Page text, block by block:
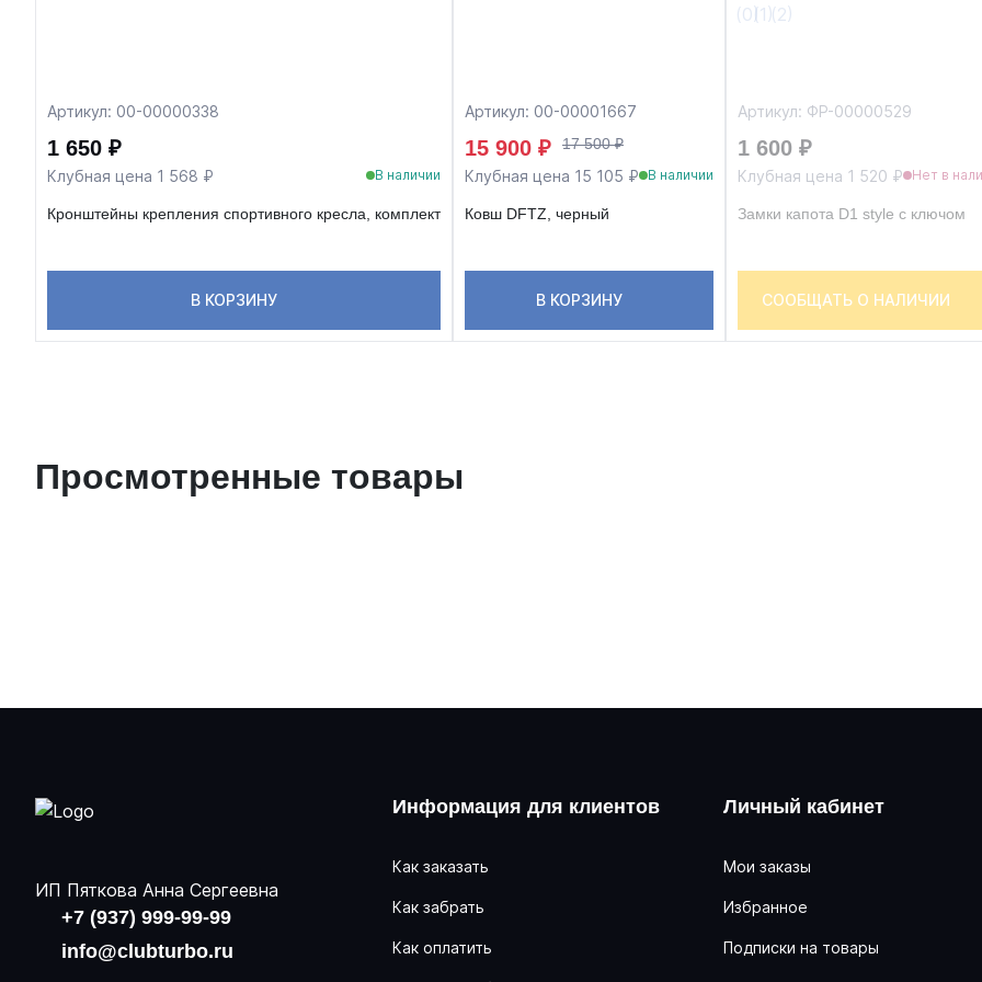
Артикул: 00-00000338
1 650 ₽
Клубная цена 1 568 ₽ В наличии
Кронштейны крепления спортивного кресла, комплект
В КОРЗИНУ
Артикул: 00-00001667
15 900 ₽ 17 500 ₽
Клубная цена 15 105 ₽ В наличии
Ковш DFTZ, черный
В КОРЗИНУ
Артикул: ФР-00000529
1 600 ₽
Клубная цена 1 520 ₽ Нет в
Замки капота D1 style с ключом
СООБЩАТЬ О НАЛИЧИИ
Просмотренные товары
ИП Пяткова Анна Сергеевна
+7 (937) 999-99-99
info@clubturbo.ru
Информация для клиентов
Как заказать
Как забрать
Как оплатить
Личный кабинет
Мои заказы
Избранное
Подписки на товары